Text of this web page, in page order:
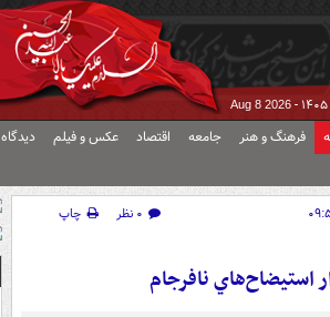
Aug 8 2026
فرهنگ و هنر جامعه اقتصاد عکس و فیلم دیدگاه
۰ نظر
چاپ
نافرجام